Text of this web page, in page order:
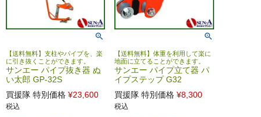
【送料無料】支柱やパイプを、楽
に引き抜くことができます。
サンエー パイプ抜き器 ぬ
い太郎 GP-32S
買援隊 特別価格 ¥23,600
税込
【送料無料】体重を利用して楽に
地面に立てることができます。
サンエー パイプ立て器 パ
イプステップ G32
買援隊 特別価格 ¥8,300
税込